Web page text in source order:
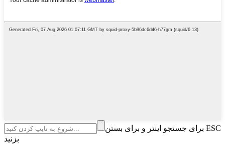
برای جستجو اینتر و برای بستن ESC
بزنید